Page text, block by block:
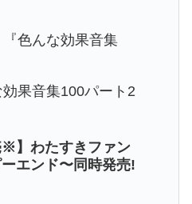
色んな効果音集
効果音集100パート2
※】わたすきファン
エンド〜同時発売!